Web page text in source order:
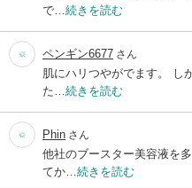
で… 続きを読む
ペンギン6677 さん
肌にハリつやがでます。 し
た… 続きを読む
Phin さん
他社のブースター美容液を
てか… 続きを読む